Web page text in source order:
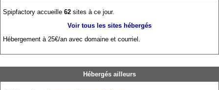
Spipfactory accueille 62 sites à ce jour.
Voir tous les sites hébergés
Hébergement à 25€/an avec domaine et courriel.
Hébergés ailleurs